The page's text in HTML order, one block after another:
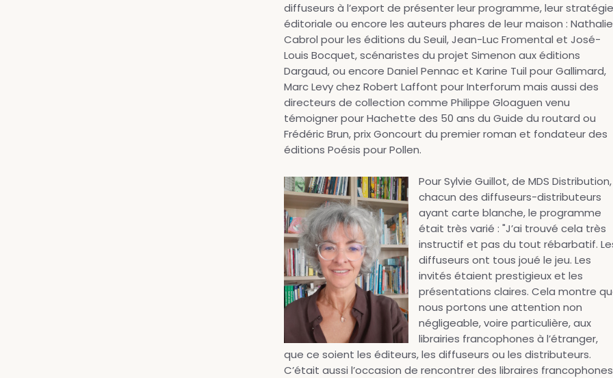
diffuseurs à l’export de présenter leur programme, leur stratégie
éditoriale ou encore les auteurs phares de leur maison : Nathalie
Cabrol pour les éditions du Seuil, Jean-Luc Fromental et José-
Louis Bocquet, scénaristes du projet Simenon aux éditions
Dargaud, ou encore Daniel Pennac et Karine Tuil pour Gallimard,
Marc Levy chez Robert Laffont pour Interforum mais aussi des
directeurs de collection comme Philippe Gloaguen venu
témoigner pour Hachette des 50 ans du Guide du routard ou
Frédéric Brun, prix Goncourt du premier roman et fondateur des
éditions Poésis pour Pollen.
Pour Sylvie Guillot, de MDS Distribution,
chacun des diffuseurs-distributeurs
ayant carte blanche, le programme
était très varié : "J’ai trouvé cela très
instructif et pas du tout rébarbatif.
diffuseurs ont tous joué le jeu. Les
invités étaient prestigieux et les
présentations claires. Cela montre
nous portons une attention non
négligeable, voire particulière, aux
librairies francophones à l’étranger,
que ce soient les éditeurs, les diffuseurs ou les distributeurs.
C’était aussi l’occasion de rencontrer des libraires